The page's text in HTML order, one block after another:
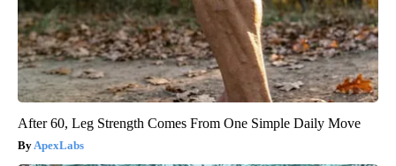
After 60, Leg Strength Comes From One Simple Daily Move
ApexLabs